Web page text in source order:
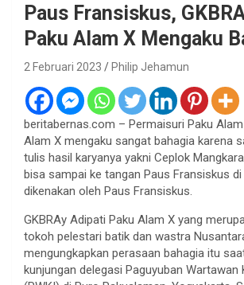
Paus Fransiskus,
Paku Alam X Mengaku
2 Februari 2023 Philip Jehamun
beritabernas.com – Permaisuri Paku Alam
Alam X mengaku sangat bahagia karena
tulis hasil karyanya yakni Ceplok
bisa sampai ke tangan Paus Fransiskus
dikenakan oleh Paus Fransiskus.
GKBRAy Adipati Paku Alam X yang
tokoh pelestari batik dan wastra
mengungkapkan perasaan bahagia itu
kunjungan delegasi Paguyuban